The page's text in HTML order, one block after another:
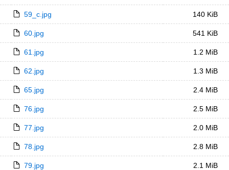
59_c.jpg 140 KiB
60.jpg 541 KiB
61.jpg 1.2 MiB
62.jpg 1.3 MiB
65.jpg 2.4 MiB
76.jpg 2.5 MiB
77.jpg 2.0 MiB
78.jpg 2.8 MiB
79.jpg 2.1 MiB